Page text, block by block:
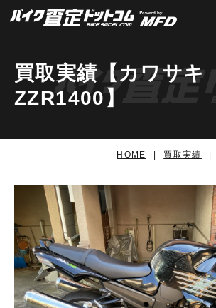
買取実績【カワサキ
ZZR1400】
HOME 買取実績